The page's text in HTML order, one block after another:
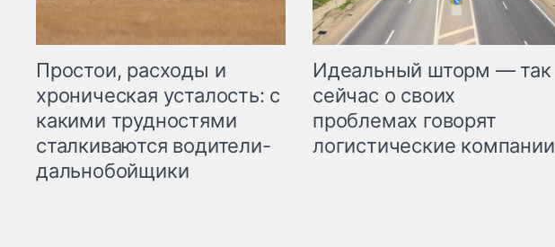
Простои, расходы и
хроническая усталость: с
какими трудностями
сталкиваются водители-
дальнобойщики
Идеальный шторм — так
сейчас о своих
проблемах говорят
логистические компании